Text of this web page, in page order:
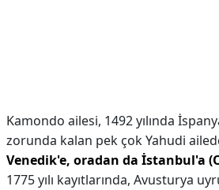
Kamondo ailesi, 1492 yılında
zorunda kalan pek çok Yahudi
Venedik'e, oradan da İstanbul'a
1775 yılı kayıtlarında, Avusturya